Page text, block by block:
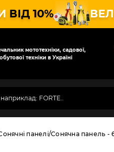
ВІД 10%
мототехніки, садової,
техніки в Україні
панелі Сонячна панель -